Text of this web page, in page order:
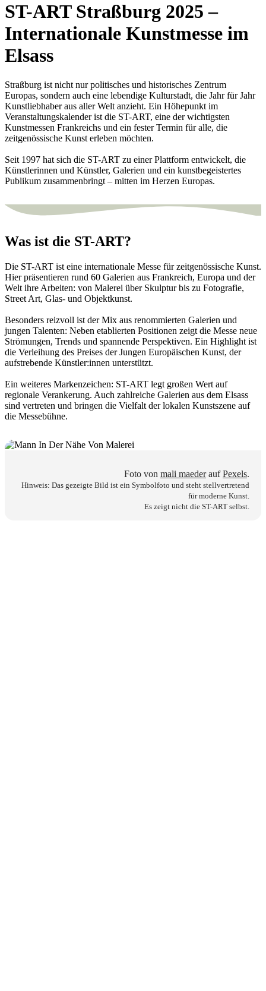
ST-ART Straßburg 2025 –
Internationale Kunstmesse im
Elsass
Straßburg ist nicht nur politisches und historisches Zentrum
Europas, sondern auch eine lebendige Kulturstadt, die Jahr für Jahr
Kunstliebhaber aus aller Welt anzieht. Ein Höhepunkt im
Veranstaltungskalender ist die ST-ART, eine der wichtigsten
Kunstmessen Frankreichs und ein fester Termin für alle, die
zeitgenössische Kunst erleben möchten.
Seit 1997 hat sich die ST-ART zu einer Plattform entwickelt, die
Künstlerinnen und Künstler, Galerien und ein kunstbegeistertes
Publikum zusammenbringt – mitten im Herzen Europas.
Was ist die ST-ART?
Die ST-ART ist eine internationale Messe für zeitgenössische Kunst.
Hier präsentieren rund 60 Galerien aus Frankreich, Europa und der
Welt ihre Arbeiten: von Malerei über Skulptur bis zu Fotografie,
Street Art, Glas- und Objektkunst.
Besonders reizvoll ist der Mix aus renommierten Galerien und
jungen Talenten: Neben etablierten Positionen zeigt die Messe neue
Strömungen, Trends und spannende Perspektiven. Ein Highlight ist
die Verleihung des Preises der Jungen Europäischen Kunst, der
aufstrebende Künstler:innen unterstützt.
Ein weiteres Markenzeichen: ST-ART legt großen Wert auf
regionale Verankerung. Auch zahlreiche Galerien aus dem Elsass
sind vertreten und bringen die Vielfalt der lokalen Kunstszene auf
die Messebühne.
Foto von mali maederaufPexels.
Hinweis: Das gezeigte Bild ist ein Symbolfoto und steht stellvertretend
für moderne Kunst.
Es zeigt nicht die ST-ART selbst.